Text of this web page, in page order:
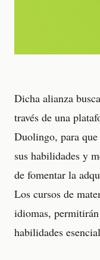
Dicha alianza
través de una
Duolingo, para que
sus habilidades y
de fomentar la
Los cursos de
idiomas,
habilidades